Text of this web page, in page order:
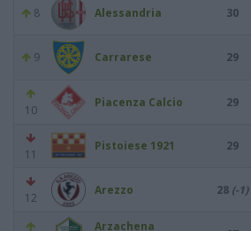
8 Alessandria 30
9 Carrarese 29
10
Piacenza Calcio 29
11
Pistoiese 1921 29
12
Arezzo 28 (-1)
Arzachena